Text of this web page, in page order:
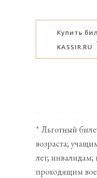
Купить
KASSIR.RU
* Льготный
возраста;
лет;
проходящим